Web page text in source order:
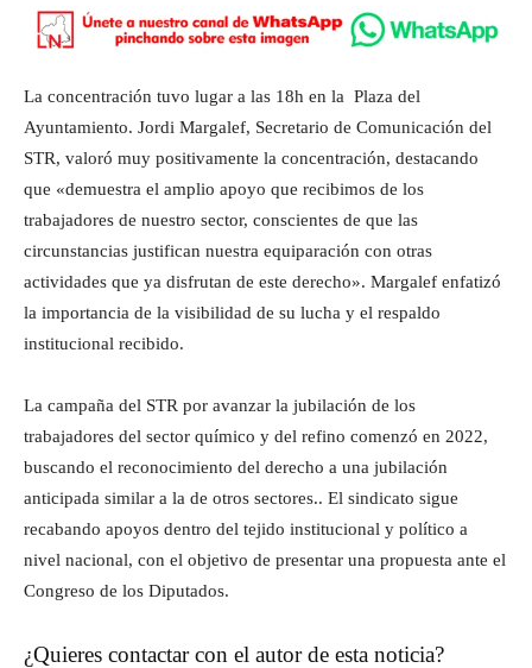
La concentración tuvo lugar a las 18h en la Plaza del
Ayuntamiento. Jordi Margalef, Secretario de Comunicación del
STR, valoró muy positivamente la concentración, destacando
que «demuestra el amplio apoyo que recibimos de los
trabajadores de nuestro sector, conscientes de que las
circunstancias justifican nuestra equiparación con otras
actividades que ya disfrutan de este derecho». Margalef enfatizó
la importancia de la visibilidad de su lucha y el respaldo
institucional recibido.
La campaña del STR por avanzar la jubilación de los
trabajadores del sector químico y del refino comenzó en 2022,
buscando el reconocimiento del derecho a una jubilación
anticipada similar a la de otros sectores.. El sindicato sigue
recabando apoyos dentro del tejido institucional y político a
nivel nacional, con el objetivo de presentar una propuesta ante el
Congreso de los Diputados.
¿Quieres contactar con el autor de esta noticia?